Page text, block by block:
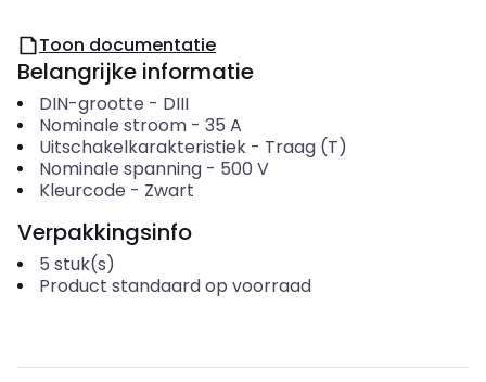
Toon documentatie
Belangrijke informatie
DIN-grootte - DIII
Nominale stroom- 35 A
Uitschakelkarakteristiek- Traag (T)
Nominale spanning- 500 V
Kleurcode - Zwart
Verpakkingsinfo
5 stuk(s)
Product standaard op voorraad